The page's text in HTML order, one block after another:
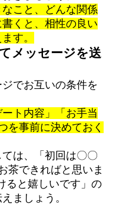
こと、どんな関係
くと、相性の良い
す。
メッセージを送
でお互いの条件を
ト内容」「お手当
を事前に決めておく
は、「初回は〇〇
茶できればと思いま
ると嬉しいです」の
ましょう。